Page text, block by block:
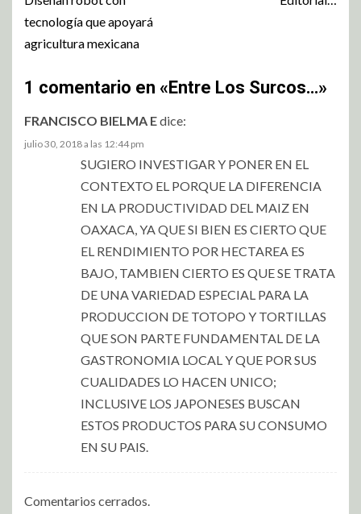
tecnología que apoyará
agricultura mexicana
1 comentario en «Entre Los Surcos…»
FRANCISCO BIELMA Edice:
julio 30, 2018 a las 12:44 pm
SUGIERO INVESTIGAR Y PONER EN EL
CONTEXTO EL PORQUE LA DIFERENCIA
EN LA PRODUCTIVIDAD DEL MAIZ EN
OAXACA, YA QUE SI BIEN ES CIERTO QUE
EL RENDIMIENTO POR HECTAREA ES
BAJO, TAMBIEN CIERTO ES QUE SE TRATA
DE UNA VARIEDAD ESPECIAL PARA LA
PRODUCCION DE TOTOPO Y TORTILLAS
QUE SON PARTE FUNDAMENTAL DE LA
GASTRONOMIA LOCAL Y QUE POR SUS
CUALIDADES LO HACEN UNICO;
INCLUSIVE LOS JAPONESES BUSCAN
ESTOS PRODUCTOS PARA SU CONSUMO
EN SU PAIS.
Comentarios cerrados.